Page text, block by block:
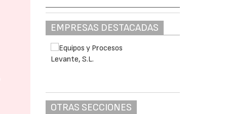
EMPRESAS DESTACADAS
OTRAS SECCIONES